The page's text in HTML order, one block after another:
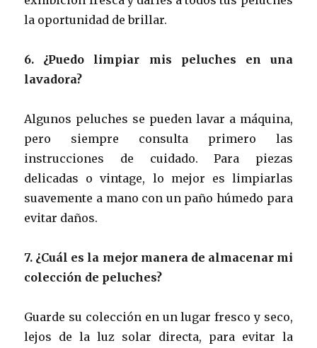
la oportunidad de brillar.
6. ¿Puedo limpiar mis peluches en una
lavadora?
Algunos peluches se pueden lavar a máquina,
pero siempre consulta primero las
instrucciones de cuidado. Para piezas
delicadas o vintage, lo mejor es limpiarlas
suavemente a mano con un paño húmedo para
evitar daños.
7. ¿Cuál es la mejor manera de almacenar mi
colección de peluches?
Guarde su colección en un lugar fresco y seco,
lejos de la luz solar directa, para evitar la